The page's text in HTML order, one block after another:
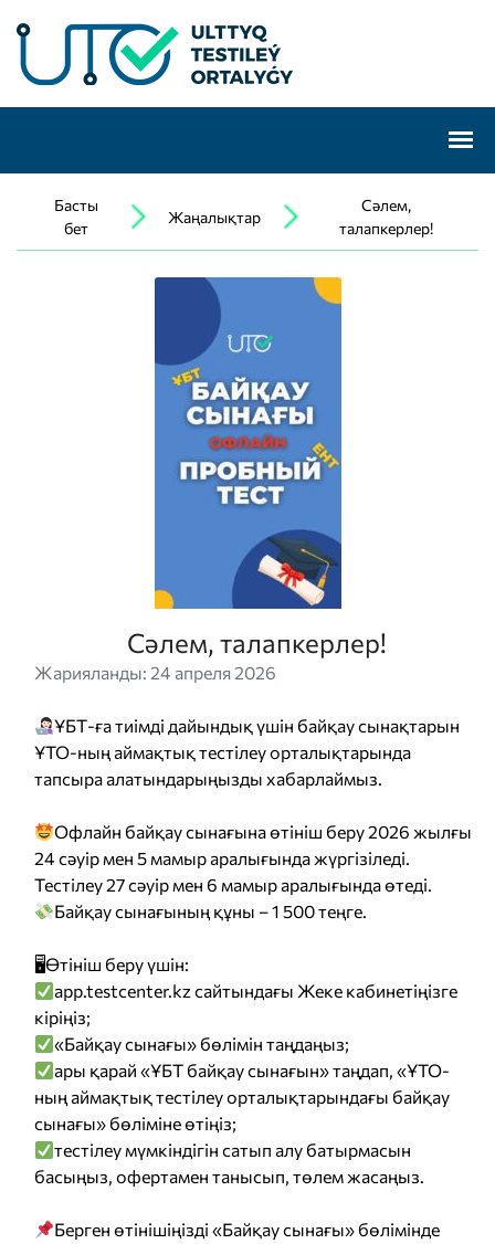
Басты
бет
Жаңалықтар
Сәлем,
талапкерлер!
Сәлем, талапкерлер!
Жарияланды: 24 апреля 2026
ҰБТ-ға тиімді дайындық үшін байқау сынақтарын
ҰТО-ның аймақтық тестілеу орталықтарында
тапсыра алатындарыңызды хабарлаймыз.
Офлайн байқау сынағына өтініш беру 2026 жылғы
24 сәуір мен 5 мамыр аралығында жүргізіледі.
Тестілеу 27 сәуір мен 6 мамыр аралығында өтеді.
Байқау сынағының құны – 1 500 теңге.
🖥Өтініш беру үшін:
️аpp.testcenter.kz сайтындағы Жеке кабинетіңізге
кіріңіз;
«Байқау сынағы» бөлімін таңдаңыз;
ары қарай «ҰБТ байқау сынағын» таңдап, «ҰТО-
ның аймақтық тестілеу орталықтарындағы байқау
сынағы» бөліміне өтіңіз;
тестілеу мүмкіндігін сатып алу батырмасын
басыңыз, офертамен танысып, төлем жасаңыз.
Берген өтінішіңізді «Байқау сынағы» бөлімінде